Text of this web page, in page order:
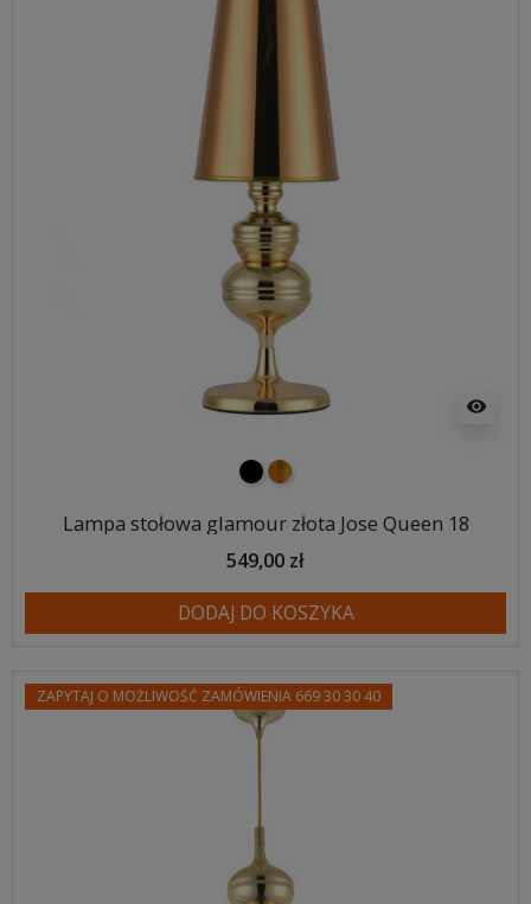
visibility
czarny
złoty
Lampa stołowa glamour złota Jose Queen 18
549,00 zł
DODAJ DO KOSZYKA
ZAPYTAJ O MOŻLIWOŚĆ ZAMÓWIENIA 669 30 30 40